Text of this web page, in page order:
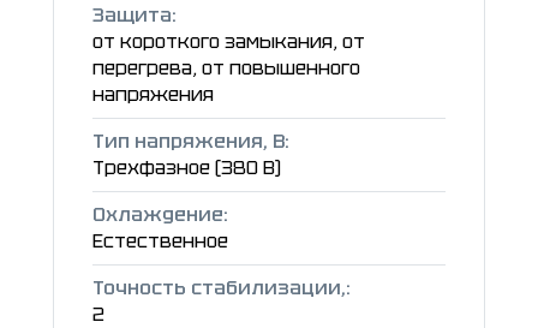
Защита:
от короткого замыкания, от
перегрева, от повышенного
напряжения
Тип напряжения, В:
Трехфазное (380 В)
Охлаждение:
Естественное
Точность стабилизации,:
2